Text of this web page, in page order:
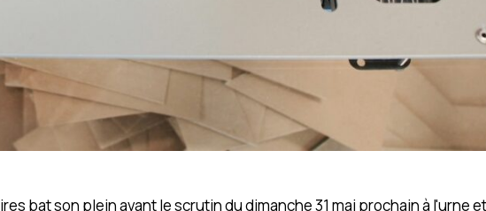
bat son plein avant le scrutin du dimanche 31 mai prochain à l'urne